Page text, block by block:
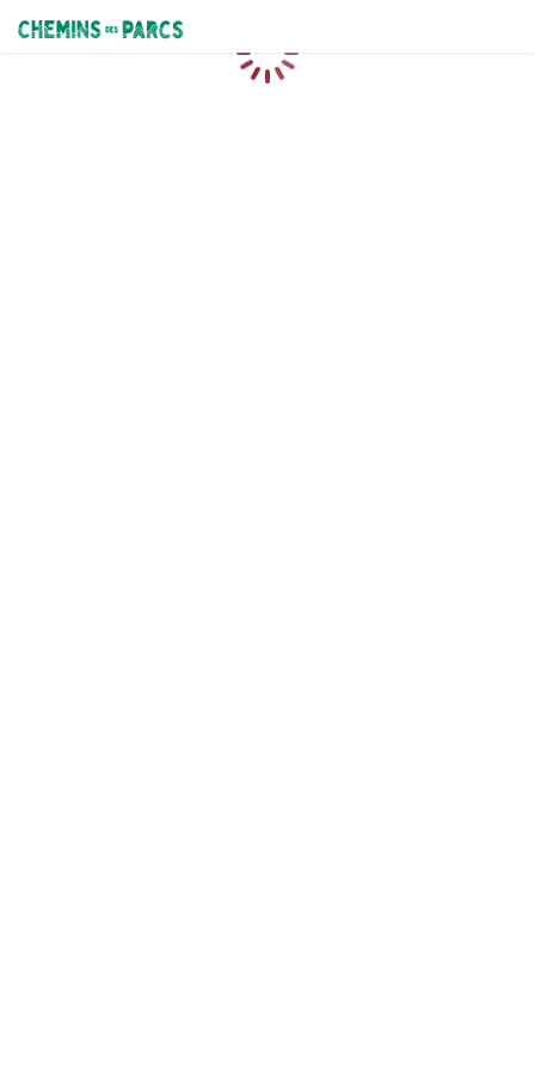
Chemins des Parcs
Loading